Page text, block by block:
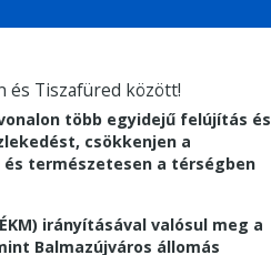
és Tiszafüred között!
több egyidejű felújítás és
csökkenjen a
természetesen a térségben
irányításával valósul meg a
Balmazújváros állomás